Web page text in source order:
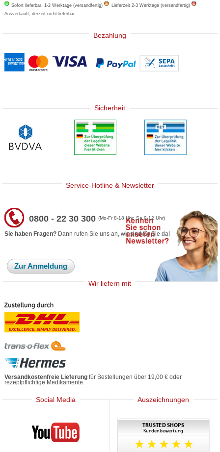
Sofort lieferbar, 1-2 Werktage (versandfertig)
Lieferzeit 2-3 Werktage (versandfertig)
Ausverkauft, derzeit nicht lieferbar
Bezahlung
Sicherheit
Service-Hotline & Newsletter
0800 - 22 30 300(Mo-Fr 8-18 Uhr, Sa 9-12 Uhr)
Sie haben Fragen? Dann rufen Sie uns an, wir sind für Sie da!
Zur Anmeldung
Wir liefern mit
Versandkostenfreie Lieferung für Bestellungen über 19,00 € oder
rezeptpflichtige Medikamente.
Social Media
Mediherz
Auszeichnungen